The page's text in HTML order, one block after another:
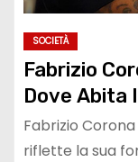
SOCIETÀ
Fabrizio
Dove Abita
Fabrizio
riflette la sua